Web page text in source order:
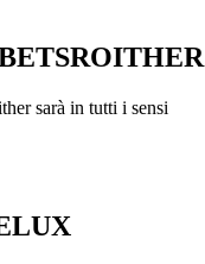
sarà in tutti i sensi